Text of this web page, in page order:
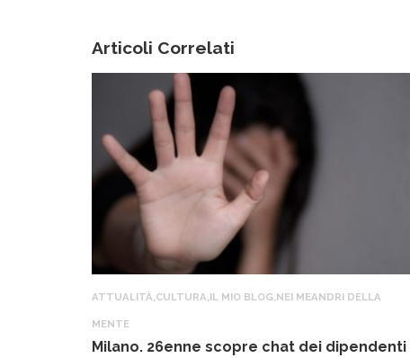
Articoli Correlati
ATTUALITÀ CULTURA IL MIO BLOG NEI MEANDRI DELLA
MENTE
Milano. 26enne scopre chat dei dipendenti